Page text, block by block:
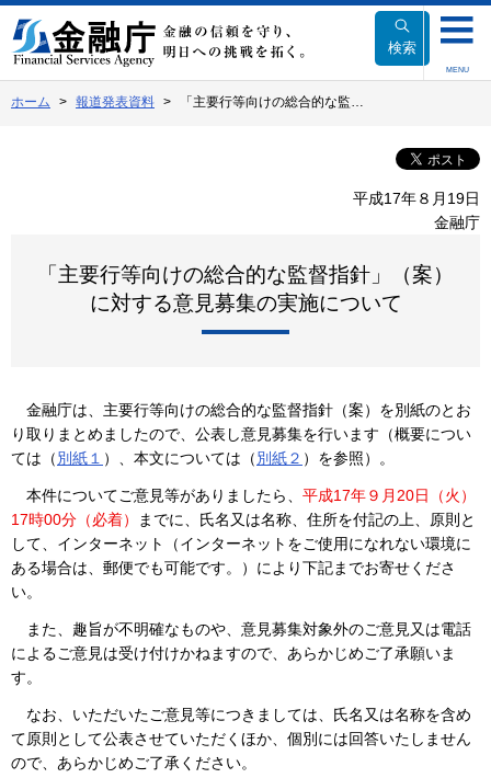
文
へ
動
検索
MENU
ホーム 報道発表資料 「主要行等向けの総合的な監…
平成17年８月19日
金融庁
「主要行等向けの総合的な監督指針」（案）
に対する意見募集の実施について
金融庁は、主要行等向けの総合的な監督指針（案）を別紙のとお
り取りまとめましたので、公表し意見募集を行います（概要につい
ては（別紙１ ）、本文については（別紙２ ）を参照）。
本件についてご意見等がありましたら、 平成17年９月20日（火）
17時00分（必着）
までに、氏名又は名称、住所を付記の上、原則と
して、インターネット（インターネットをご使用になれない環境に
ある場合は、郵便でも可能です。）により下記までお寄せくださ
い。
また、趣旨が不明確なものや、意見募集対象外のご意見又は電話
によるご意見は受け付けかねますので、あらかじめご了承願いま
す。
なお、いただいたご意見等につきましては、氏名又は名称を含め
て原則として公表させていただくほか、個別には回答いたしません
ので、あらかじめご了承ください。